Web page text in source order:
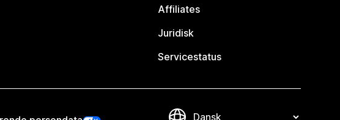
Affiliates
Juridisk
Servicestatus